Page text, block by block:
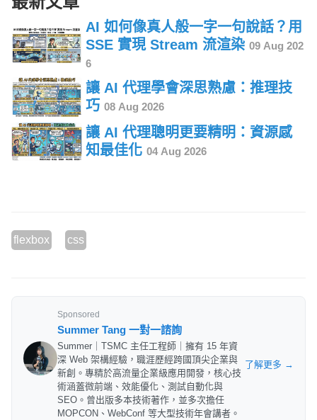
AI 如何像真人般一字一句說話？用
SSE 實現 Stream 流渲染 09 Aug 202
6
讓 AI 代理學會深思熟慮：推理技
巧 08 Aug 2026
讓 AI 代理聰明更要精明：資源感
知最佳化 04 Aug 2026
flexbox css
Sponsored
Summer Tang 一對一諮詢
Summer｜TSMC 主任工程師｜擁有 15 年資
深 Web 架構經驗，職涯歷經跨國頂尖企業與
新創。專精於高流量企業級應用開發，核心技
術涵蓋微前端、效能優化、測試自動化與
SEO。曾出版多本技術著作，並多次擔任
MOPCON、WebConf 等大型技術年會講者。
了解更多 →